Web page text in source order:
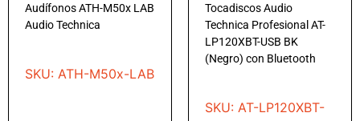
Audífonos ATH-M50x LAB
Audio Technica
SKU: ATH-M50x-LAB
Tocadiscos Audio
Technica Profesional AT-
LP120XBT-USB BK
(Negro) con Bluetooth
SKU: AT-LP120XBT-